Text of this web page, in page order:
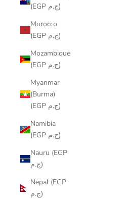
(EGP ج.م)
Morocco
(EGP ج.م)
Mozambique
(EGP ج.م)
Myanmar
(Burma)
(EGP ج.م)
Namibia
(EGP ج.م)
Nauru (EGP
ج.م)
Nepal (EGP
ج.م)